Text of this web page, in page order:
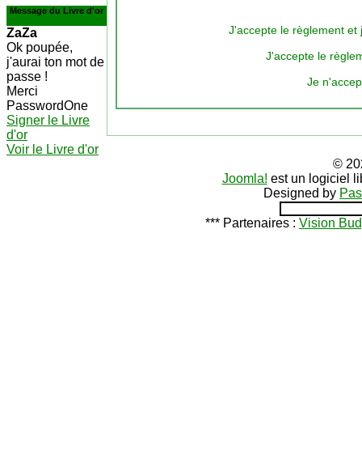
Message du Livre d'or
ZaZa
Ok poupée,
j'aurai ton mot de
passe !
Merci
PasswordOne
Signer le Livre
d'or
Voir le Livre d'or
J'accepte le règlement
J'accepte le
Je
©
Joomla! est un logiciel
Designed by
*** Partenaires : Vision